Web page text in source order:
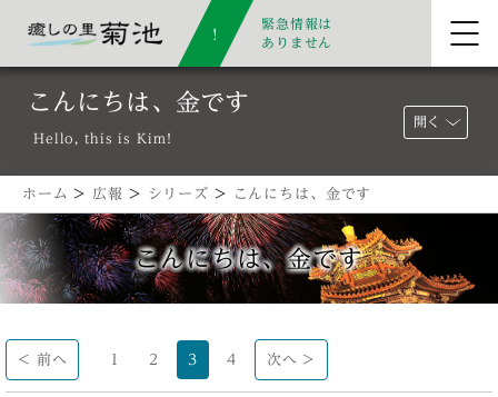
緊急情報は
ありません
こんにちは、金です
Hello, this is Kim!
開く
ホーム > 広報 > シリーズ > こんにちは、金です
こんにちは、金です
< 前へ 1 2 3 4 次へ >